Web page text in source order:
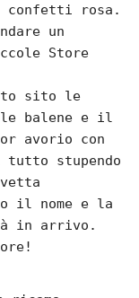
i confetti rosa.
un
Store
sito le
balene e il
avorio con
stupendo
il nome e la
in arrivo.